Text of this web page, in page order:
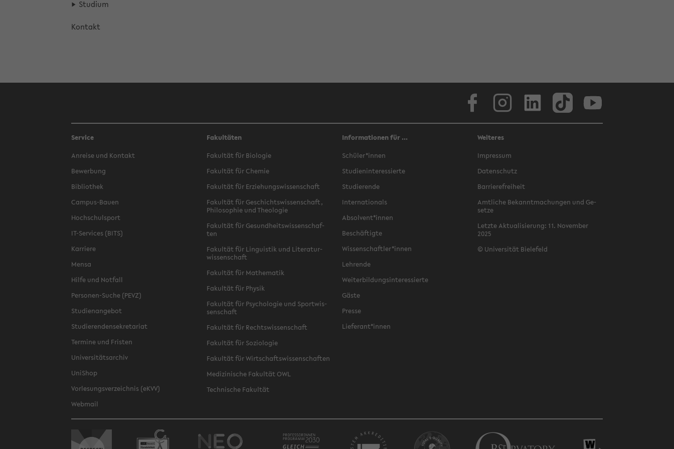
Stu­di­um
Kon­takt
Face­book
Service
An­rei­se und Kon­takt
Be­wer­bung
Bi­blio­thek
Campus-​Bauen
Hoch­schul­sport
IT-​Services (BITS)
Kar­rie­re
Mensa
Hilfe und Not­fall
Personen-​Suche (PEVZ)
Stu­di­en­an­ge­bot
Stu­die­ren­den­se­kre­ta­ri­at
Ter­mi­ne und Fris­ten
Uni­ver­si­täts­ar­chiv
Uni­Shop
Vor­le­sungs­ver­zeich­nis (eKVV)
Web­mail
Fakultäten
Fa­kul­tät für Bio­lo­gie
Fa­kul­tät für Che­mie
Fa­kul­tät für Er­zie­hungs­wis­sen­schaft
Fa­kul­tät für Ge­schichts­wis­sen­schaft,
Phi­lo­so­phie und Theo­lo­gie
Fa­kul­tät für Ge­sund­heits­wis­sen­schaf­
ten
Fa­kul­tät für Lin­gu­is­tik und Li­te­ra­tur­
wis­sen­schaft
Fa­kul­tät für Ma­the­ma­tik
Fa­kul­tät für Phy­sik
Fa­kul­tät für Psy­cho­lo­gie und Sport­wis­
sen­schaft
Fa­kul­tät für Rechts­wis­sen­schaft
Fa­kul­tät für So­zio­lo­gie
Fa­kul­tät für Wirt­schafts­wis­sen­schaf­ten
Me­di­zi­ni­sche Fa­kul­tät OWL
Tech­ni­sche Fa­kul­tät
Informationen für ...
Schü­ler*innen
Stu­di­en­in­ter­es­sier­te
Stu­die­ren­de
In­ter­na­tio­nals
Ab­sol­vent*innen
Be­schäf­tig­te
Wis­sen­schaft­ler*innen
Leh­ren­de
Wei­ter­bil­dungs­in­ter­es­sier­te
Gäste
Pres­se
Lie­fe­rant*innen
Weiteres
Im­pres­sum
Da­ten­schutz
Bar­rie­re­frei­heit
Amt­li­che Be­kannt­ma­chun­gen und Ge­
set­ze
Letz­te Ak­tua­li­sie­rung: 11. No­vem­ber
2025
© Uni­ver­si­tät Bie­le­feld